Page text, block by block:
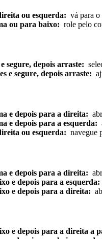
ou esquerda: vá para
ou para baixo: role pelo
segure, depois arraste:
e segure, depois arraste:
e depois para a direita:
e depois para a esquerda:
ou esquerda: navegue
e depois para a direita:
e depois para a esquerda:
e depois para a direita:
e depois para a direita a